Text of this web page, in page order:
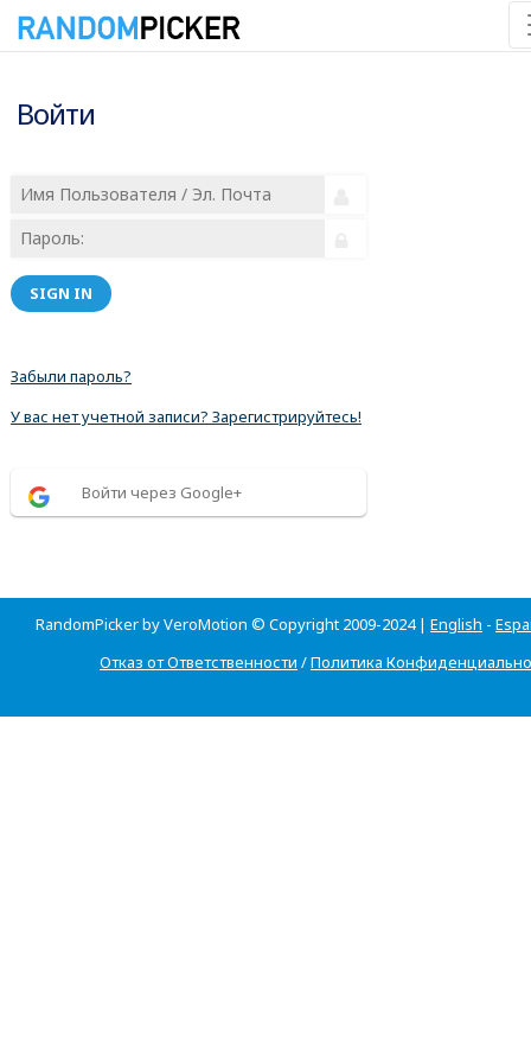
Войти
SIGN IN
Забыли пароль?
У вас нет учетной записи? Зарегистрируйтесь!
Войти через Google+
RandomPicker by VeroMotion © Copyright 2009-2024 | English -
Отказ от Ответственности /Политика